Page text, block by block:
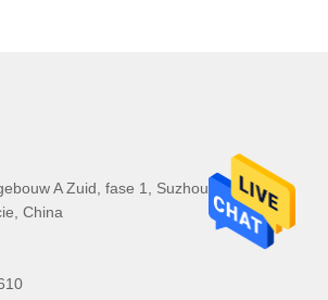
A Zuid, fase 1, Suzhou Bio BAY,
China